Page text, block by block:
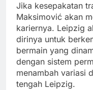
Jika kesepakatan
Maksimović akan
kariernya. Leipzig
dirinya untuk
bermain yang
dengan sistem
menambah variasi
tengah Leipzig.